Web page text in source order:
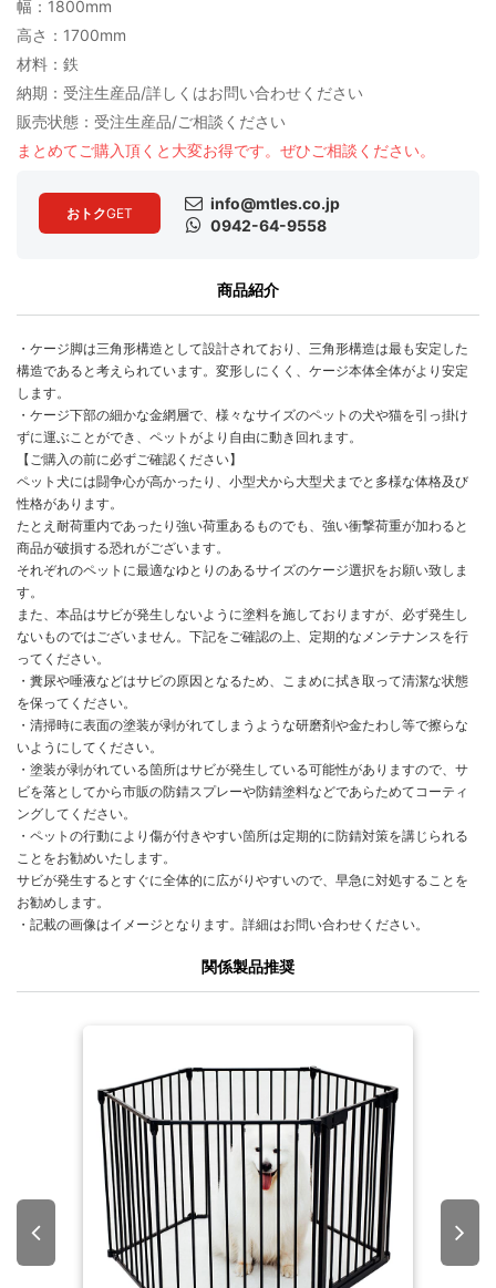
幅：1800mm
高さ：1700mm
材料：鉄
納期：受注生産品/詳しくはお問い合わせください
販売状態：受注生産品/ご相談ください
まとめてご購入頂くと大変お得です。ぜひご相談ください。
おトクGET
info@mtles.co.jp
0942-64-9558
商品紹介
・ケージ脚は三角形構造として設計されており、三角形構造は最も安定した
構造であると考えられています。変形しにくく、ケージ本体全体がより安定
します。
・ケージ下部の細かな金網層で、様々なサイズのペットの犬や猫を引っ掛け
ずに運ぶことができ、ペットがより自由に動き回れます。
【ご購入の前に必ずご確認ください】
ペット犬には闘争心が高かったり、小型犬から大型犬までと多様な体格及び
性格があります。
たとえ耐荷重内であったり強い荷重あるものでも、強い衝撃荷重が加わると
商品が破損する恐れがございます。
それぞれのペットに最適なゆとりのあるサイズのケージ選択をお願い致しま
す。
また、本品はサビが発生しないように塗料を施しておりますが、必ず発生し
ないものではございません。下記をご確認の上、定期的なメンテナンスを行
ってください。
・糞尿や唾液などはサビの原因となるため、こまめに拭き取って清潔な状態
を保ってください。
・清掃時に表面の塗装が剥がれてしまうような研磨剤や金たわし等で擦らな
いようにしてください。
・塗装が剥がれている箇所はサビが発生している可能性がありますので、サ
ビを落としてから市販の防錆スプレーや防錆塗料などであらためてコーティ
ングしてください。
・ペットの行動により傷が付きやすい箇所は定期的に防錆対策を講じられる
ことをお勧めいたします。
サビが発生するとすぐに全体的に広がりやすいので、早急に対処することを
お勧めします。
・記載の画像はイメージとなります。詳細はお問い合わせください。
関係製品推奨